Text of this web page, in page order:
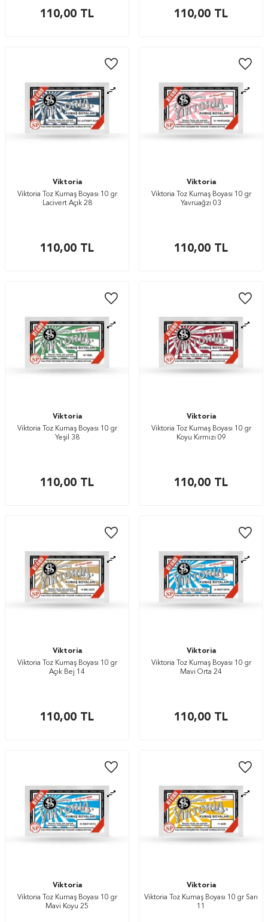
110,00 TL 110,00 TL
Viktoria
Viktoria Toz Kumaş Boyası 10 gr
Lacivert Açık 28
110,00 TL
Viktoria
Viktoria Toz Kumaş Boyası 10 gr
Yavruağzı 03
110,00 TL
Viktoria
Viktoria Toz Kumaş Boyası 10 gr
Yeşil 38
110,00 TL
Viktoria
Viktoria Toz Kumaş Boyası 10 gr
Koyu Kırmızı 09
110,00 TL
Viktoria
Viktoria Toz Kumaş Boyası 10 gr
Açık Bej 14
110,00 TL
Viktoria
Viktoria Toz Kumaş Boyası 10 gr
Mavi Orta 24
110,00 TL
Viktoria
Viktoria Toz Kumaş Boyası 10 gr
Mavi Koyu 25
Viktoria
Viktoria Toz Kumaş Boyası 10 gr Sarı
11